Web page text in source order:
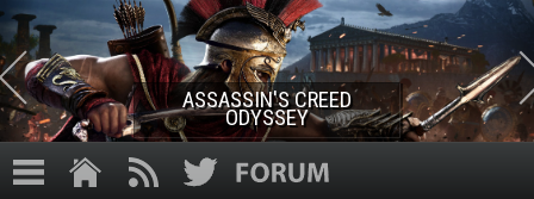
Direkt zum Inhalt
ASSASSIN'S CREED ROGUE
REMASTERED